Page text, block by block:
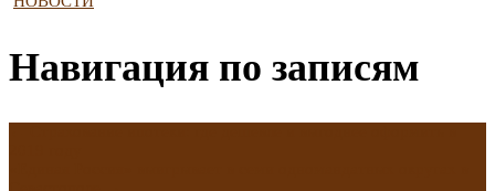
Навигация по записям